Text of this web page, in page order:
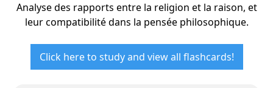
Analyse des rapports entre la religion et la raison, et
leur compatibilité dans la pensée philosophique.
Click here to study and view all flashcards!